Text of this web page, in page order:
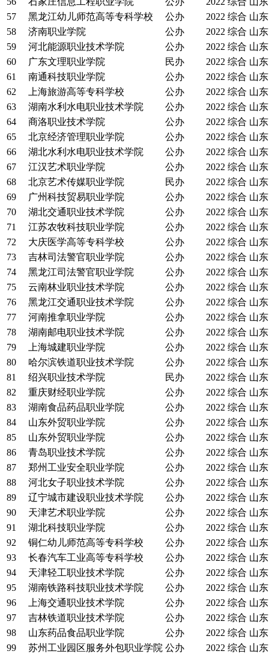
57
黑龙江幼儿师范高等专科学校 公办 2022 综合 山东
58
济南职业学院 公办 2022 综合 山东
59
河北能源职业技术学院 公办 2022 综合 山东
60
广东文理职业学院 民办 2022 综合 山东
61
南通科技职业学院 公办 2022 综合 山东
62
上海旅游高等专科学校 公办 2022 综合 山东
63
湖南水利水电职业技术学院 公办 2022 综合 山东
64
商洛职业技术学院 公办 2022 综合 山东
65
北京经济管理职业学院 公办 2022 综合 山东
66
湖北水利水电职业技术学院 公办 2022 综合 山东
67
江汉艺术职业学院 公办 2022 综合 山东
68
北京艺术传媒职业学院 民办 2022 综合 山东
69
广州科技贸易职业学院 公办 2022 综合 山东
70
湖北交通职业技术学院 公办 2022 综合 山东
71
江苏农牧科技职业学院 公办 2022 综合 山东
72
大庆医学高等专科学校 公办 2022 综合 山东
73
吉林司法警官职业学院 公办 2022 综合 山东
74
黑龙江司法警官职业学院 公办 2022 综合 山东
75
云南林业职业技术学院 公办 2022 综合 山东
76
黑龙江交通职业技术学院 公办 2022 综合 山东
77
河南推拿职业学院 公办 2022 综合 山东
78
湖南邮电职业技术学院 公办 2022 综合 山东
79
上海城建职业学院 公办 2022 综合 山东
80
哈尔滨铁道职业技术学院 公办 2022 综合 山东
81
绍兴职业技术学院 民办 2022 综合 山东
82
重庆财经职业学院 公办 2022 综合 山东
83
湖南食品药品职业学院 公办 2022 综合 山东
84
山东外贸职业学院 公办 2022 综合 山东
85
山东外贸职业学院 公办 2022 综合 山东
86
青岛职业技术学院 公办 2022 综合 山东
87
郑州工业安全职业学院 公办 2022 综合 山东
88
河北女子职业技术学院 公办 2022 综合 山东
89
辽宁城市建设职业技术学院 公办 2022 综合 山东
90
天津艺术职业学院 公办 2022 综合 山东
91
湖北科技职业学院 公办 2022 综合 山东
92
铜仁幼儿师范高等专科学校 公办 2022 综合 山东
93
长春汽车工业高等专科学校 公办 2022 综合 山东
94
天津轻工职业技术学院 公办 2022 综合 山东
95
湖南铁路科技职业技术学院 公办 2022 综合 山东
96
上海交通职业技术学院 公办 2022 综合 山东
97
吉林铁道职业技术学院 公办 2022 综合 山东
98
山东药品食品职业学院 公办 2022 综合 山东
99
苏州工业园区服务外包职业学院 公办 2022 综合 山东